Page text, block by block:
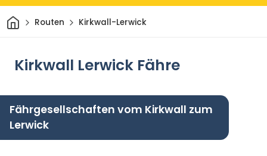
HeimRouten Kirkwall-Lerwick
Kirkwall Lerwick Fähre
Fährgesellschaften vom Kirkwall zum
Lerwick